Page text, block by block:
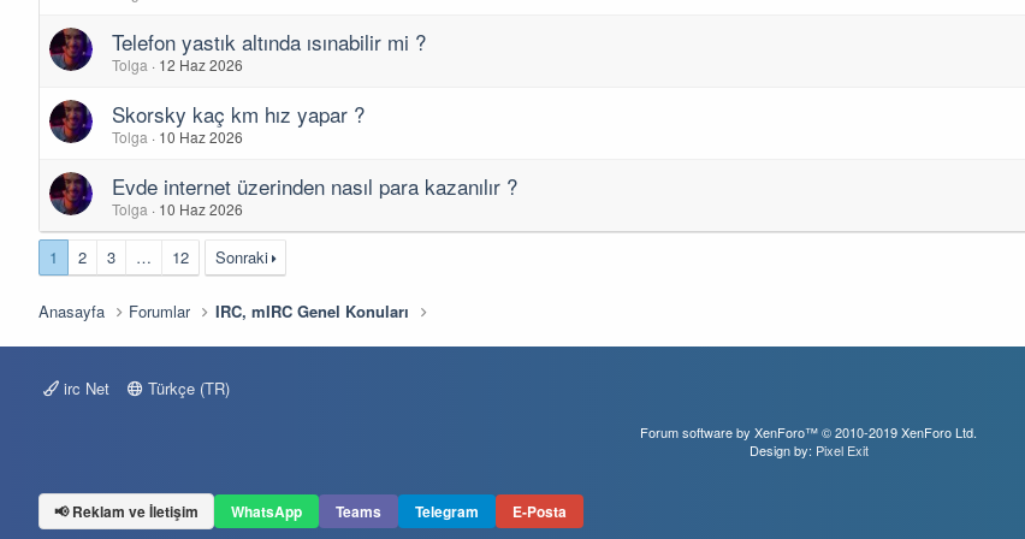
Telefon yastık altında ısınabilir mi ?
Tolga 12 Haz 2026
Skorsky kaç km hız yapar ?
Tolga 10 Haz 2026
Evde internet üzerinden nasıl para kazanılır ?
Tolga 10 Haz 2026
1 2 3 … 12 Sonraki
Anasayfa Forumlar IRC, mIRC Genel Konuları
irc Net Türkçe (TR)
Forum software by XenForo™© 2010-2019 XenForo Ltd.
Design by: Pixel Exit
📢 Reklam ve İletişim WhatsApp Teams Telegram E-Posta